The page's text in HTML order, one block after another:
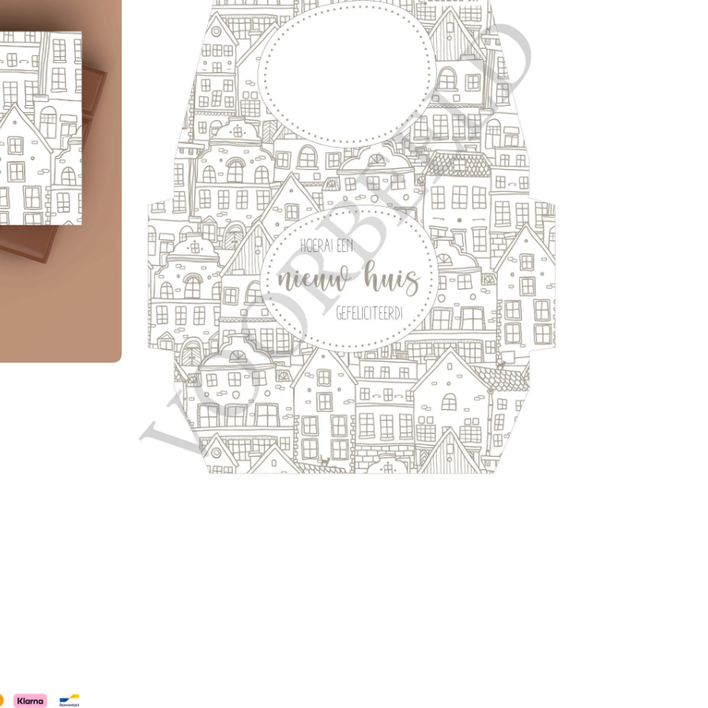
★★★★★ 800+ tevreden klanten
1,95
Binnen 5 minuten in je mailbox
Toevoegen aan winkelwagen
Printen & klaar ben je! Herbruikbaar